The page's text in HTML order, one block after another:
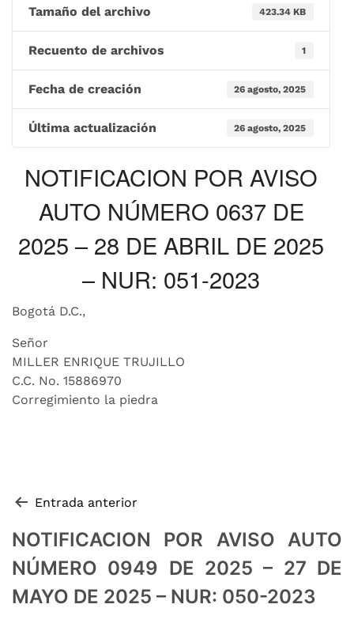
Tamaño del archivo 423.34 KB
Recuento de archivos 1
Fecha de creación 26 agosto, 2025
Última actualización 26 agosto, 2025
NOTIFICACION POR AVISO
AUTO NÚMERO 0637 DE
2025 – 28 DE ABRIL DE 2025
– NUR: 051-2023
Bogotá D.C.,
Señor
MILLER ENRIQUE TRUJILLO
C.C. No. 15886970
Corregimiento la piedra
Navegación de entradas
Entrada anterior
NOTIFICACION POR AVISO AUTO
NÚMERO 0949 DE 2025 – 27 DE
MAYO DE 2025 – NUR: 050-2023